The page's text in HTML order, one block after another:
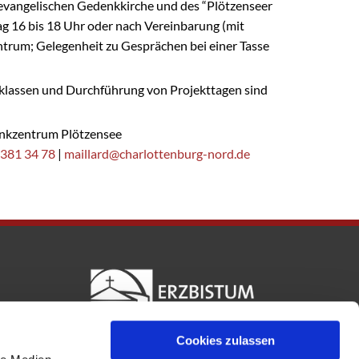
Cookies zulassen
Gedenkkirche und des “Plötzenseer
16 bis 18 Uhr oder nach Vereinbarung (mit
Gelegenheit zu Gesprächen bei einer Tasse
und Durchführung von Projekttagen sind
Plötzensee
34 78 | maillard@charlottenburg-nord.de